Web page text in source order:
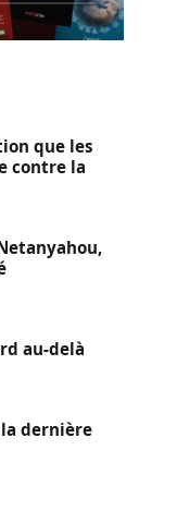
que les
contre la
au-delà
dernière